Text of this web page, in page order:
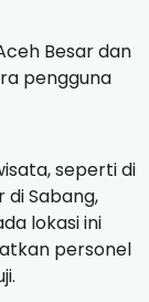
Besar dan
pengguna
seperti di
di Sabang,
lokasi ini
personel